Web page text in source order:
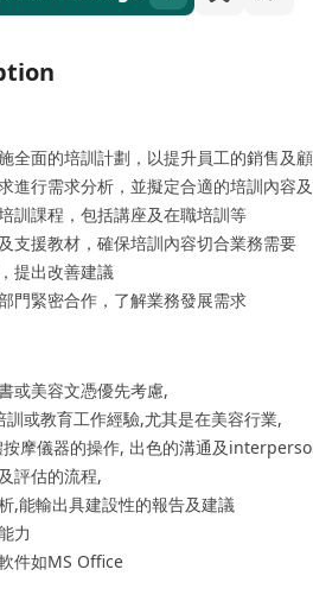
全面的培訓計劃，以提升員工的銷售及
進行需求分析，並擬定合適的培訓內容
訓課程，包括講座及在職培訓等
支援教材，確保培訓內容切合業務需要
提出改善建議
門緊密合作，了解業務發展需求
或美容文憑優先考慮,
訓或教育工作經驗,尤其是在美容行業,
摩儀器的操作, 出色的溝通及
評估的流程,
,能輸出具建設性的報告及建議
力
件如MS Office